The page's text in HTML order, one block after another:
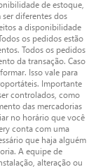
de estoque,
diferentes dos
a disponibilidade
os pedidos estão
Todos os pedidos
da transação. Caso
Isso vale para
Importante
controlados, como
das mercadorias
no horário que você
conta com uma
que haja alguém
A equipe de
alteração ou